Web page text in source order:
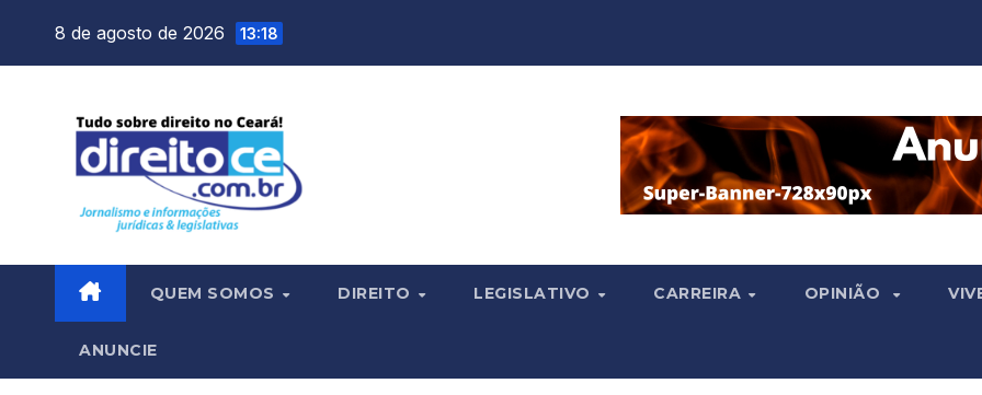
8 de agosto de 2026 13:18
QUEM SOMOS DIREITO LEGISLATIVO CARREIRA OPINIÃO
ANUNCIE